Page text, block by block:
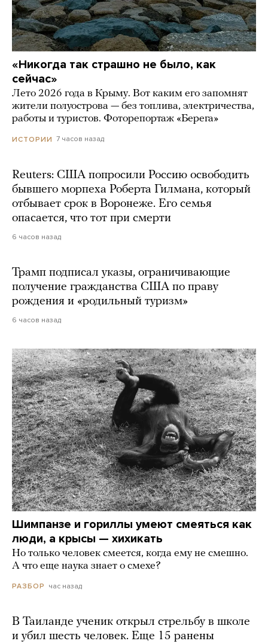
«Никогда так страшно не было, как
сейчас»
Лето 2026 года в Крыму. Вот каким его запомнят
жители полуострова — без топлива, электричества,
работы и туристов. Фоторепортаж «Берега»
ИСТОРИИ 7 часов назад
Reuters: США попросили Россию освободить
бывшего морпеха Роберта Гилмана, который
отбывает срок в Воронеже. Его семья
опасается, что тот при смерти
6 часов назад
Трамп подписал указы, ограничивающие
получение гражданства США по праву
рождения и «родильный туризм»
6 часов назад
Шимпанзе и гориллы умеют смеяться как
люди, а крысы — хихикать
Но только человек смеется, когда ему не смешно.
А что еще наука знает о смехе?
РАЗБОР час назад
В Таиланде ученик открыл стрельбу в школе
и убил шесть человек. Еще 15 ранены